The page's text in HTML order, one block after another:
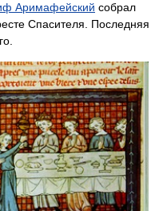
Аримафейский собрал
Спасителя. Последняя